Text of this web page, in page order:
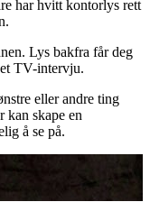
har hvitt kontorlys rett
Lys bakfra får deg
TV-intervju.
eller andre ting
kan skape en
å se på.